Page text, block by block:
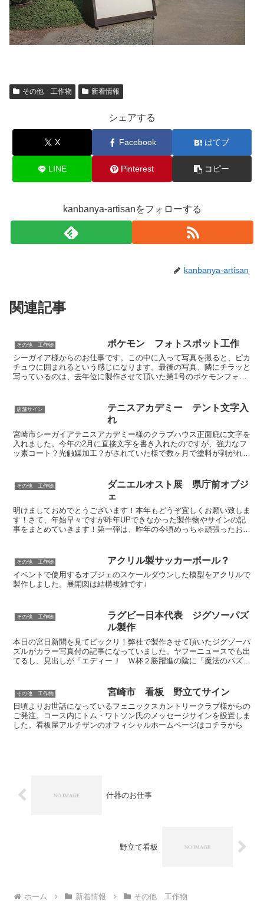
その他 工作物 新着情報
シェアする
X Facebook はてブ
LINE Pinterest コピー
kanbanya-artisanをフォローする
kanbanya-artisan
関連記事
その他 工作物 ポケモン フォトスポット工作
シーガイア様からのお仕事です。この中に入って写真を撮ると、ピカ
チュウに囲まれるという感じになります。最後の写真、隣にチラッと
写っているのは、去年位に製作させて頂いた第1号のポケモンフォト
店舗サイン
テニスアカデミー テント文字入
れ
宮崎市シーガイアテニスアカデミー様のクラブハウス正面庇に文字を
入れました。今年の2月に直接文字を書き入れたのですが、強力なフ
ッ素コート？光触媒加工？がされていた様で数ヶ月で塗料が剥がれて
その他 工作物
ダニエルオスト展 県庁前オブジ
ェ
明けましておめでとうございます！本年もどうぞ宜しくお願い致しま
す！さて、年始早々ですが昨年UPできなかった製作物やサインの記
事をまとめていきます！第一弾は、昨年の今頃めっちゃ頑張ったお仕
その他 工作物 アクリル製サッカーボール？
イベントで使用するオブジェのスケールダウンした模型をアクリルで
製作しました。展開図は結構複雑です↓
その他 工作物
ラグビー日本代表 ジグソーパズ
ル製作
本日の宮日新聞を見てビックリ！弊社で製作させて頂いたジグゾーパ
ズルがカラー写真付の記事になっていました。ヤフーニュースでも出
てるし、見出しが「エディーＪ Ｗ杯２勝躍進の陰に「魔法のパズ
その他 工作物 宮崎市 看板 野立てサイン
日頃よりお世話になっているフェニックスカントリークラブ様からの
ご発注。コース内にトム・ワトソン氏のメッセージサインを設置しま
した。看板屋アルチザンのオフィシャルホームページはコチラから
什器のお仕事
野立て看板
ホーム 新着情報 その他 工作物